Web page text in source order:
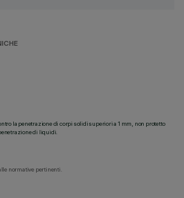
la penetrazione di corpi solidi superiori a 1 mm, non protetto
di liquidi.
normative pertinenti.